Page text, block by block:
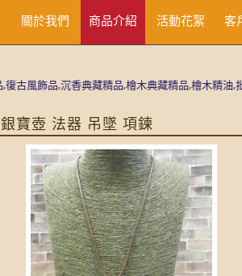
關於我們 商品介紹 活動花絮 客
飾品,沉香典藏精品,檜木典藏精品,檜木精油,批發
寶壺 法器 吊墜 項鍊